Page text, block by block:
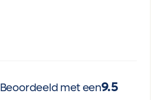
Beoordeeld met een9.5